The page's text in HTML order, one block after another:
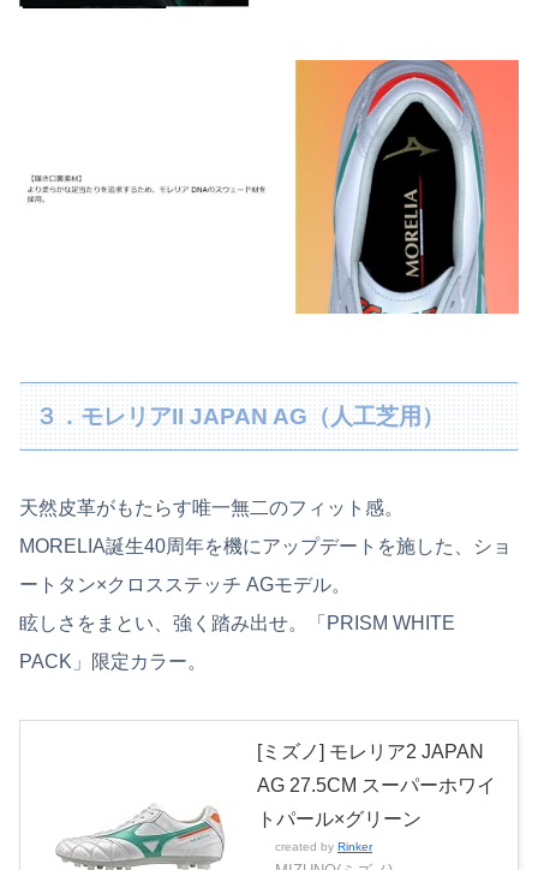
３．モレリアII JAPAN AG（人工芝用）
天然皮革がもたらす唯一無二のフィット感。
MORELIA誕生40周年を機にアップデートを施した、ショ
ートタン×クロスステッチ AGモデル。
眩しさをまとい、強く踏み出せ。「PRISM WHITE
PACK」限定カラー。
[ミズノ] モレリア2 JAPAN
AG 27.5CM スーパーホワイ
トパール×グリーン
created by Rinker